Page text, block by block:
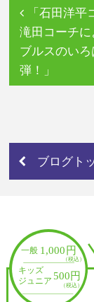
「石田洋平
滝田コーチ
ブルスのい
弾！」
ブログト